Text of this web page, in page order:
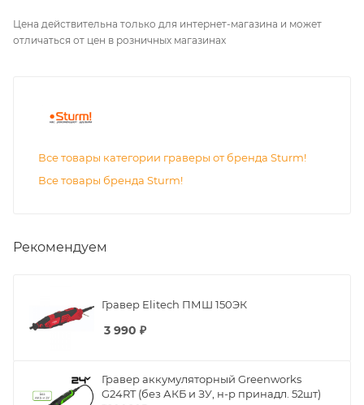
Цена действительна только для интернет-магазина и может
отличаться от цен в розничных магазинах
Все товары категории граверы от бренда Sturm!
Все товары бренда Sturm!
Рекомендуем
Гравер Elitech ПМШ 150ЭК
3 990 ₽
Гравер аккумуляторный Greenworks
G24RT (без АКБ и ЗУ, н-р принадл. 52шт)